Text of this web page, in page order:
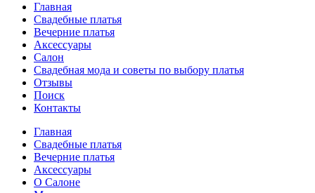
Главная
Свадебные платья
Вечерние платья
Аксессуары
Салон
Свадебная мода и советы по выбору платья
Отзывы
Поиск
Контакты
Главная
Свадебные платья
Вечерние платья
Аксессуары
О Салоне